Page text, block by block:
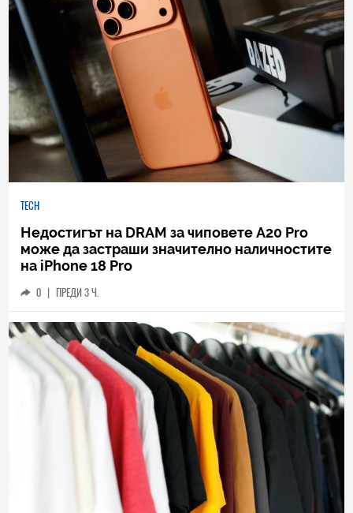
TECH
Недостигът на DRAM за чиповете A20 Pro
може да застраши значително наличностите
на iPhone 18 Pro
0 | ПРЕДИ 3 Ч.